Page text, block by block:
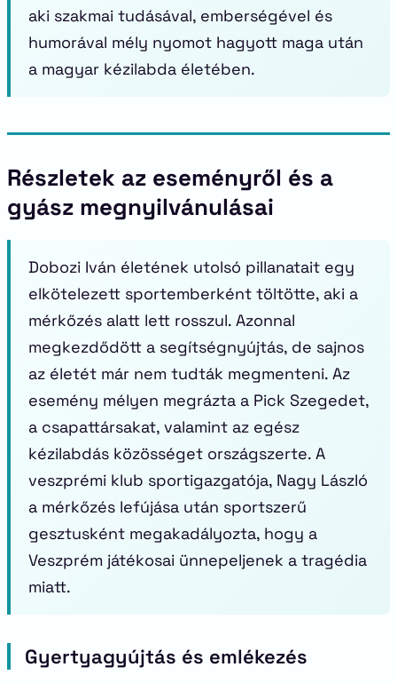
aki szakmai tudásával, emberségével és
humorával mély nyomot hagyott maga után
a magyar kézilabda életében.
Részletek az eseményről és a
gyász megnyilvánulásai
Dobozi Iván életének utolsó pillanatait egy
elkötelezett sportemberként töltötte, aki a
mérkőzés alatt lett rosszul. Azonnal
megkezdődött a segítségnyújtás, de sajnos
az életét már nem tudták megmenteni. Az
esemény mélyen megrázta a Pick Szegedet,
a csapattársakat, valamint az egész
kézilabdás közösséget országszerte. A
veszprémi klub sportigazgatója, Nagy László
a mérkőzés lefújása után sportszerű
gesztusként megakadályozta, hogy a
Veszprém játékosai ünnepeljenek a tragédia
miatt.
Gyertyagyújtás és emlékezés